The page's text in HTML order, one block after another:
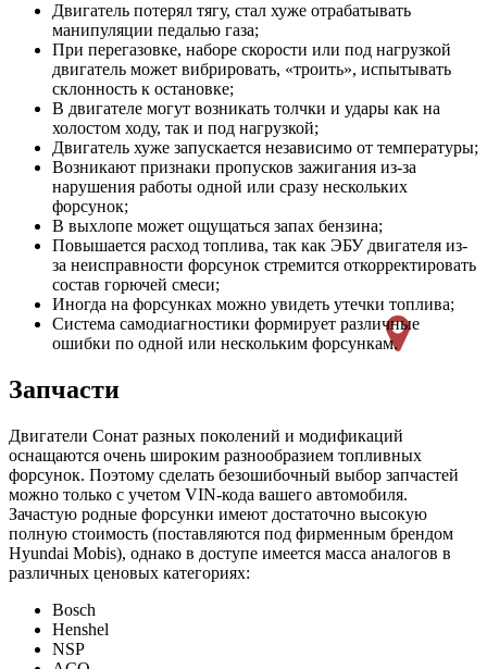
Двигатель потерял тягу, стал хуже отрабатывать
манипуляции педалью газа;
При перегазовке, наборе скорости или под нагрузкой
двигатель может вибрировать, «троить», испытывать
склонность к остановке;
В двигателе могут возникать толчки и удары как на
холостом ходу, так и под нагрузкой;
Двигатель хуже запускается независимо от температуры;
Возникают признаки пропусков зажигания из-за
нарушения работы одной или сразу нескольких
форсунок;
В выхлопе может ощущаться запах бензина;
Повышается расход топлива, так как ЭБУ двигателя из-
за неисправности форсунок стремится откорректировать
состав горючей смеси;
Иногда на форсунках можно увидеть утечки топлива;
Система самодиагностики формирует различные
ошибки по одной или нескольким форсункам.
Запчасти
Двигатели Сонат разных поколений и модификаций
оснащаются очень широким разнообразием топливных
форсунок. Поэтому сделать безошибочный выбор запчастей
можно только с учетом VIN-кода вашего автомобиля.
Зачастую родные форсунки имеют достаточно высокую
полную стоимость (поставляются под фирменным брендом
Hyundai Mobis), однако в доступе имеется масса аналогов в
различных ценовых категориях:
Bosch
Henshel
NSP